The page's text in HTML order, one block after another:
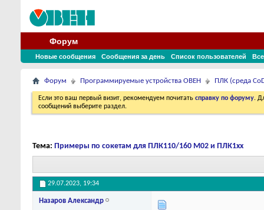
Форум
Новые сообщения Сообщения за день Список пользователей
Форум Программируемые устройства ОВЕН ПЛК (среда
Если это ваш первый визит, рекомендуем почитать справку по форуму.
сообщений выберите раздел.
Тема: Примеры по сокетам для ПЛК110/160 M02 и ПЛК1хх
29.07.2023, 19:34
Назаров Александр